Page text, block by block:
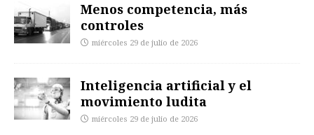
Menos competencia, más
controles
miércoles 29 de julio de 2026
Inteligencia artificial y el
movimiento ludita
miércoles 29 de julio de 2026